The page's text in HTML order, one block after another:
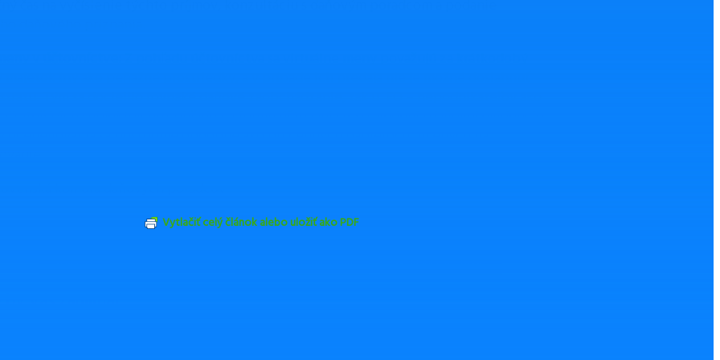
Vytlačiť celý článok alebo uložiť ako PDF